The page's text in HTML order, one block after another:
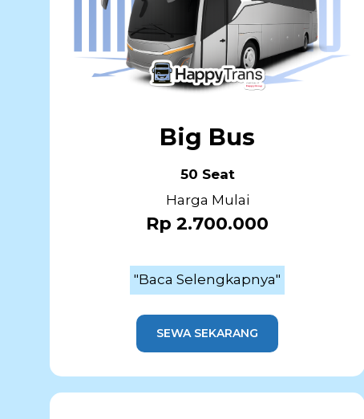
Big Bus
50 Seat
Harga Mulai
Rp 2.700.000
"Baca Selengkapnya"
SEWA SEKARANG